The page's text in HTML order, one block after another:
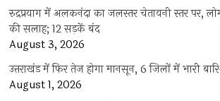
रुद्रप्रयाग में अलकनंदा का जलस्तर चेतावनी स्तर पर,
की सलाह; 12 सड़कें बंद
August 3, 2026
उत्तराखंड में फिर तेज होगा मानसून, 6 जिलों में भारी
August 1, 2026